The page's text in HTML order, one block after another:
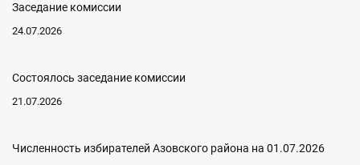
Заседание комиссии
24.07.2026
Состоялось заседание комиссии
21.07.2026
Численность избирателей Азовского района на 01.07.2026